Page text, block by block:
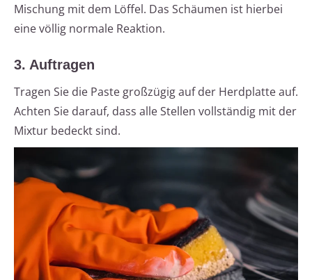
Mischung mit dem Löffel. Das Schäumen ist hierbei
eine völlig normale Reaktion.
3. Auftragen
Tragen Sie die Paste großzügig auf der Herdplatte auf.
Achten Sie darauf, dass alle Stellen vollständig mit der
Mixtur bedeckt sind.